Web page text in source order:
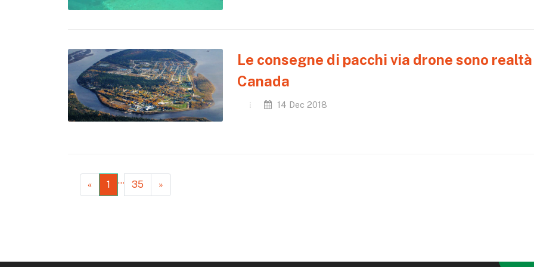
Le consegne di pacchi via drone sono
Canada
14 Dec 2018
« 1 … 35 »